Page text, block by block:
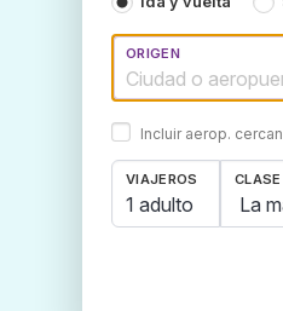
ORIGEN
Incluir aerop.
VIAJEROS
1 adulto
CLASE